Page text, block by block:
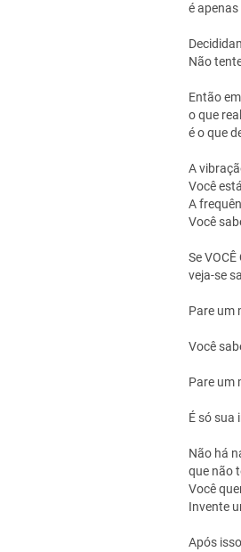
é
Não
Então
o que
é o que
A
Você
A
Você
Se
veja-se
Pare um
Você
Pare um
É só sua
Não há
que não
Você
Invente
Após